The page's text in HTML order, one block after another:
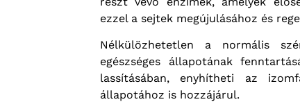
ezzel a sejtek megújulásához és
Nélkülözhetetlen a normális
egészséges állapotának
lassításában, enyhítheti az
állapotához is hozzájárul.